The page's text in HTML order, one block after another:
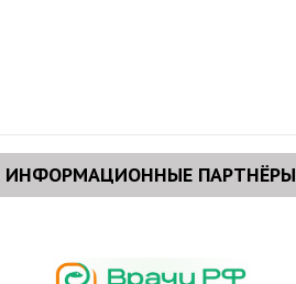
ИНФОРМАЦИОННЫЕ ПАРТНЁРЫ